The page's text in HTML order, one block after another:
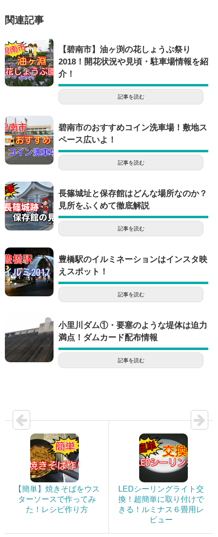
関連記事
【碧南市】油ヶ渕の花しょうぶ祭り
2018！開花状況や見頃・駐車場情報を紹
介！
記事を読む
碧南市のおすすめコイン洗車場！敷地ス
ペース広いよ！
記事を読む
長篠城址と保存館はどんな場所なのか？
見所をふくめて徹底解説
記事を読む
豊橋駅のイルミネーションはインスタ映
えスポット！
記事を読む
小里川ダム①・要塞のような堤体は迫力
満点！ダムカード配布情報
記事を読む
【簡単】焼きそばをウス
ターソースで作ってみ
た！レシピ作り方
LEDシーリングライト交
換！超簡単に取り付けで
きる！ルミナス６畳用レ
ビュー